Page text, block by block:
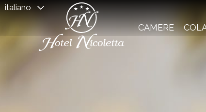
italiano
CAMERE